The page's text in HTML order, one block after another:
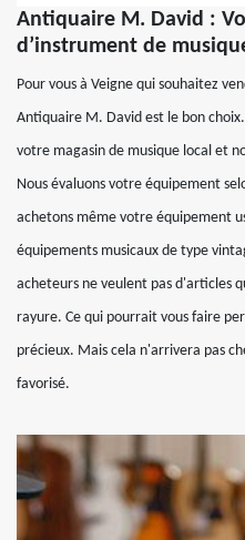
Antiquaire M. David :
d’instrument de
Pour vous à Veigne qui souhaitez
Antiquaire M. David est le bon
votre magasin de musique local et
Nous évaluons votre équipement
achetons même votre équipement
équipements musicaux de type
acheteurs ne veulent pas d'articles
rayure. Ce qui pourrait vous faire
précieux. Mais cela n'arrivera pas
favorisé.